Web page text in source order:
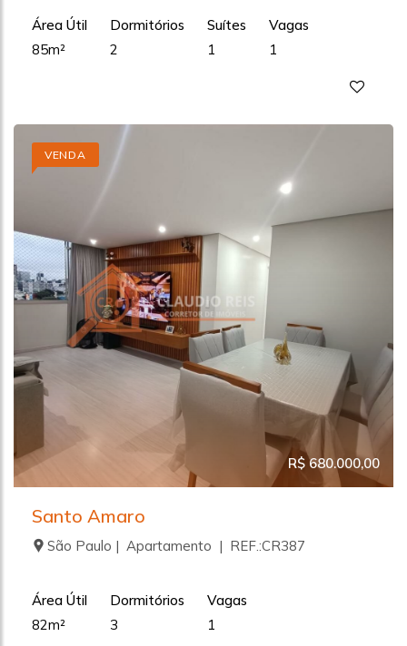
Área Útil
85m²
Dormitórios
2
Suítes
1
Vagas
1
VENDA
R$ 680.000,00
Santo Amaro
São Paulo | Apartamento | REF.:CR387
Área Útil
82m²
Dormitórios
3
Vagas
1